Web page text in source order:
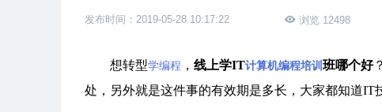
发布时间：2019-05-28 10:17:22 浏览 12498
想转型学编程 ， 线上学IT计算机编程培训 班哪个好
处，另外就是这件事的有效期是多长，大家都知道IT